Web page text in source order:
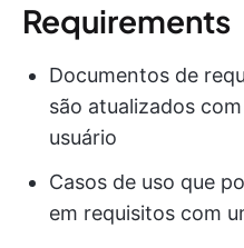
Requirements
Documentos de
são atualizados
usuário
Casos de uso que
em requisitos com